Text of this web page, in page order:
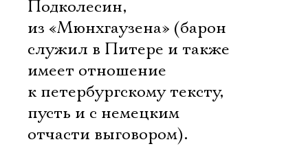
Подколесин, 
из «Мюнхгаузена» (барон
служил в Питере и также
имеет отношение
к петербургскому тексту,
пусть и с немецким
отчасти выговором).